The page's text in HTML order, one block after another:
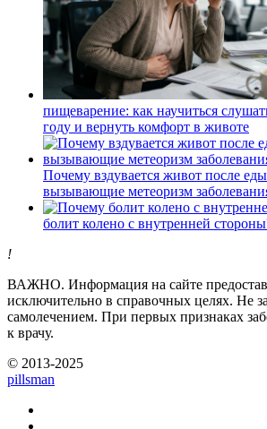
пищеварение: как научиться
году и вернуть комфорт в животе
Почему вздувается живот после
вызывающие метеоризм
болит колено с внутренней
!
ВАЖНО. Информация на сайте
исключительно в справочных целях. Не
самолечением. При первых признаках
к врачу.
© 2013-2025
pillsman